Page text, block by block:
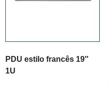
PDU estilo francês 19″
1U